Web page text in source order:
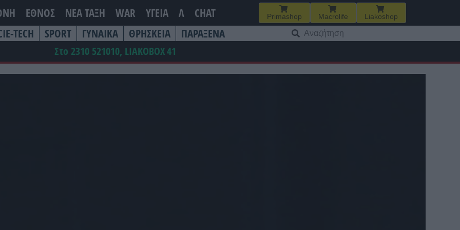
ΕΘΝΟΣ ΝΕΑ ΤΆΞΗ WAR ΥΓΕΙΑ Λ CHAT Primashop Macrolife Liakoshop
TECH SPORT ΓΥΝΑΙΚΑ ΘΡΗΣΚΕΙΑ ΠΑΡΑΞΕΝΑ
για:
Στο 2310 521010, LIAKOBOX41